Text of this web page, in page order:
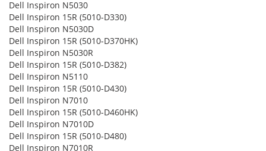
Dell Inspiron N5030
Dell Inspiron 15R (5010-D330)
Dell Inspiron N5030D
Dell Inspiron 15R (5010-D370HK)
Dell Inspiron N5030R
Dell Inspiron 15R (5010-D382)
Dell Inspiron N5110
Dell Inspiron 15R (5010-D430)
Dell Inspiron N7010
Dell Inspiron 15R (5010-D460HK)
Dell Inspiron N7010D
Dell Inspiron 15R (5010-D480)
Dell Inspiron N7010R